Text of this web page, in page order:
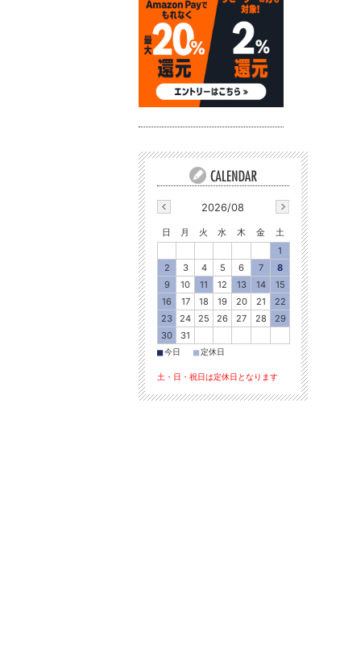
2026/08
日 月 火 水 木 金
土
1
2
3 4 5 6 7
8
9
10 11 12 13 14
15
16
17 18 19 20 21
22
23
24 25 26 27 28
29
30
31
■今日 ■定休日
土・日・祝日は定休日となります